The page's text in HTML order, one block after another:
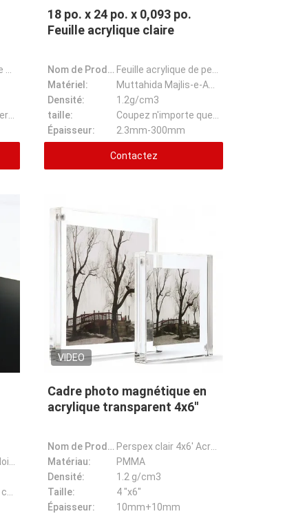
18 po. x 24 po. x 0,093 po.
Feuille acrylique claire
Nom de Prodcuct:
Matériel:
Densité:
1.2g/cm3
taille:
Épaisseur:
2.3mm-300mm
Contactez
VIDEO
Cadre photo magnétique en
acrylique transparent 4x6''
Nom de Prodcuct:
Matériau:
PMMA
Densité:
1.2 g/cm3
Taille:
4 "x6"
Épaisseur:
10mm+10mm